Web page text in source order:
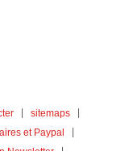
sitemaps
et Paypal